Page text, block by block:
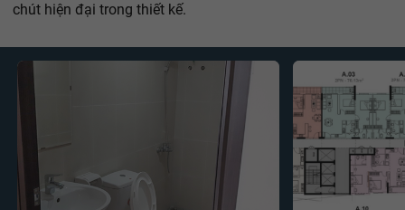
chút hiện đại trong thiết kế.